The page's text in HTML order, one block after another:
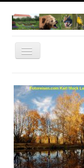
Navigation
Norwegen 2022
Dachau
Natur Fotos
Thailand